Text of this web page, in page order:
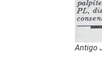
Antigo